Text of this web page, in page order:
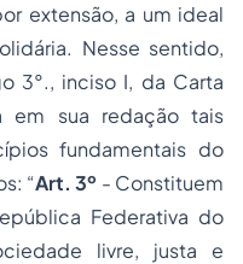
extensão, a um ideal
Nesse sentido,
3°., inciso I, da Carta
em sua redação tais
fundamentais do
“Art. 3º - Constituem
Federativa do
livre, justa e